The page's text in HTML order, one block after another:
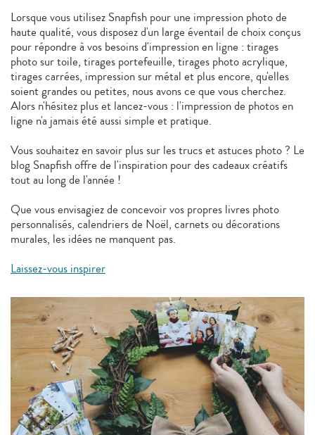
Lorsque vous utilisez Snapfish pour une impression photo de
haute qualité, vous disposez d'un large éventail de choix conçus
pour répondre à vos besoins d'impression en ligne : tirages
photo sur toile, tirages portefeuille, tirages photo acrylique,
tirages carrées, impression sur métal et plus encore, qu'elles
soient grandes ou petites, nous avons ce que vous cherchez.
Alors n'hésitez plus et lancez-vous : l'impression de photos en
ligne n'a jamais été aussi simple et pratique.
Vous souhaitez en savoir plus sur les trucs et astuces photo ? Le
blog Snapfish offre de l'inspiration pour des cadeaux créatifs
tout au long de l'année !
Que vous envisagiez de concevoir vos propres livres photo
personnalisés, calendriers de Noël, carnets ou décorations
murales, les idées ne manquent pas.
Laissez-vous inspirer